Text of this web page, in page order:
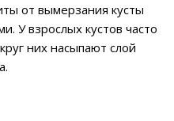
от вымерзания кусты
У взрослых кустов часто
них насыпают слой